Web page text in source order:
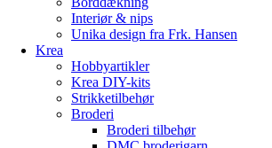
Interiør & nips
Unika design fra Frk. Hansen
Krea
Hobbyartikler
Krea DIY-kits
Strikketilbehør
Broderi
Broderi tilbehør